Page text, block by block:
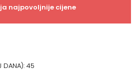
najpovoljnije cijene
DANA): 45